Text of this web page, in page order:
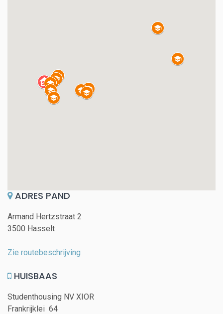
ADRES PAND
Armand Hertzstraat 2
3500 Hasselt
Zie routebeschrijving
HUISBAAS
Studenthousing NV XIOR
Frankrijklei 64